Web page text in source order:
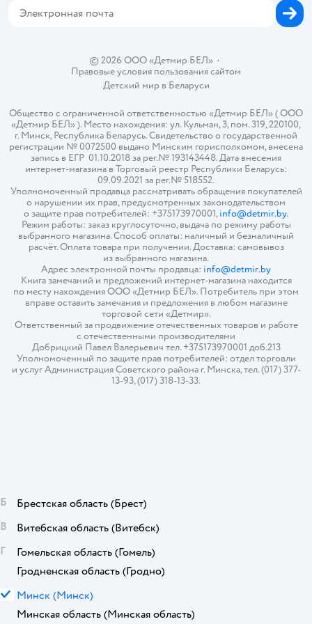
© 2026 ООО «Детмир БЕЛ»•
Правовые условия пользования сайтом
Детский мир в Беларуси
Общество с ограниченной ответственностью «Детмир БЕЛ» ( ООО
«Детмир БЕЛ» ). Место нахождения: ул. Кульман, 3, пом. 319, 220100,
г. Минск, Республика Беларусь. Свидетельство о государственной
регистрации № 0072500 выдано Минским горисполкомом, внесена
запись в ЕГР 01.10.2018 за рег.№ 193143448. Дата внесения
интернет-магазина в Торговый реестр Республики Беларусь:
09.09.2021 за рег.№ 518552.
Уполномоченный продавца рассматривать обращения покупателей
о нарушении их прав, предусмотренных законодательством
о защите прав потребителей: +375173970001,info@detmir.by.
Режим работы: заказ круглосуточно, выдача по режиму работы
выбранного магазина. Способ оплаты: наличный и безналичный
расчёт. Оплата товара при получении. Доставка: самовывоз
из выбранного магазина.
Адрес электронной почты продавца: info@detmir.by
Книга замечаний и предложений интернет-магазина находится
по месту нахождения ООО «Детмир БЕЛ». Потребитель при этом
вправе оставить замечания и предложения в любом магазине
торговой сети «Детмир».
Ответственный за продвижение отечественных товаров и работе
с отечественными производителями
Добрицкий Павел Валерьевич тел. +375173970001 доб.213
Уполномоченный по защите прав потребителей: отдел торговли
и услуг Администрация Советского района г. Минска, тел. (017) 377-
13-93, (017) 318-13-33.
Б Брестская область (Брест)
В
Витебская область (Витебск)
Г
Гомельская область (Гомель)
Гродненская область (Гродно)
М Минск (Минск)
Минская область (Минская область)